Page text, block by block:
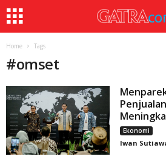
Home Tags
#omset
Ekonomi
Iwan